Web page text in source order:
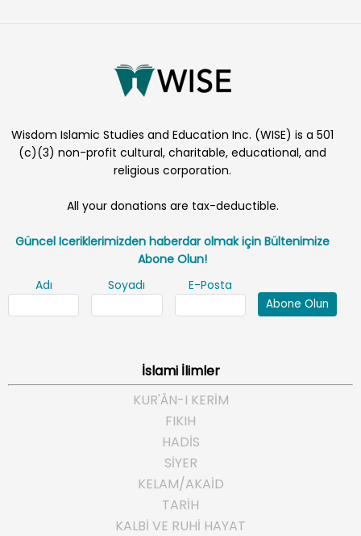
Wisdom Islamic Studies and Education Inc. (WISE) is a 501
(c)(3) non-profit cultural, charitable, educational, and
religious corporation.
All your donations are tax-deductible.
Güncel Iceriklerimizden haberdar olmak için Bültenimize
Abone Olun!
Adı
Soyadı E-Posta
Abone Olun
İslami İlimler
KUR'ÂN-I KERİM
FIKIH
HADİS
SİYER
KELAM/AKAİD
TARİH
KALBİ VE RUHİ HAYAT